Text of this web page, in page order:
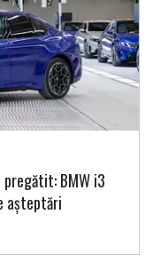
pregătit: BMW i3
așteptări